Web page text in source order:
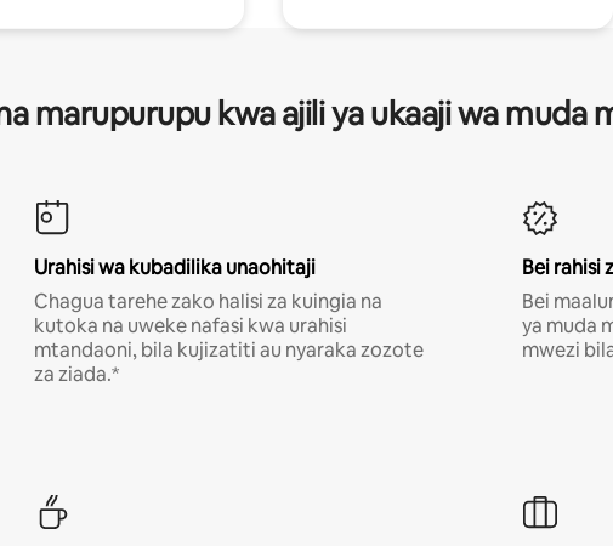
marupurupu kwa ajili ya ukaaji wa muda
Urahisi wa kubadilika unaohitaji
Chagua tarehe zako halisi za kuingia na
kutoka na uweke nafasi kwa urahisi
mtandaoni, bila kujizatiti au nyaraka zozote
za ziada.*
Bei rahisi
Bei
ya muda
mwezi